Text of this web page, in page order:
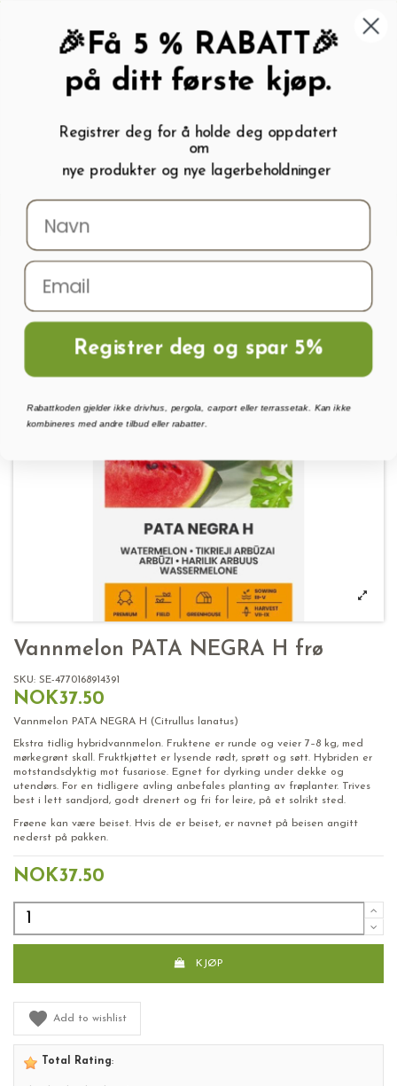
My wishlist ( 0
Menu Søk Logg inn Handlevogn
Hjem
NEGRA H
Vannmelon PATA NEGRA H frø
SKU: SE-4770168914391
NOK37.50
Vannmelon PATA NEGRA H (Citrullus lanatus)
Ekstra tidlig hybridvannmelon. Fruktene er runde og veier 7–8 kg, med
mørkegrønt skall. Fruktkjøttet er lysende rødt, sprøtt og søtt. Hybriden er
motstandsdyktig mot fusariose. Egnet for dyrking under dekke og
utendørs. For en tidligere avling anbefales planting av frøplanter. Trives
best i lett sandjord, godt drenert og fri for leire, på et solrikt sted.
Frøene kan være beiset. Hvis de er beiset, er navnet på beisen angitt
nederst på pakken.
NOK37.50
KJØP
Add to wishlist
Total Rating:
🎉Få 5 % RABATT🎉
på ditt første kjøp.
Registrer deg for å holde deg oppdatert
om
nye produkter og nye lagerbeholdninger
Registrer deg og spar 5%
Rabattkoden gjelder ikke drivhus, pergola, carport eller terrassetak. Kan ikke
kombineres med andre tilbud eller rabatter.